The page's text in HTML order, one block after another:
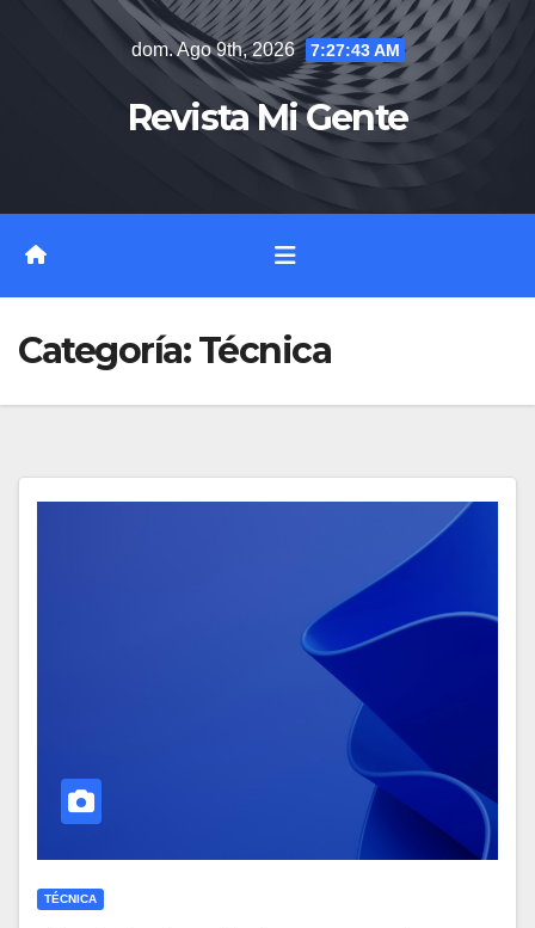
dom. Ago 9th, 2026 7:27:44 AM
Revista Mi Gente
Categoría:Técnica
TÉCNICA